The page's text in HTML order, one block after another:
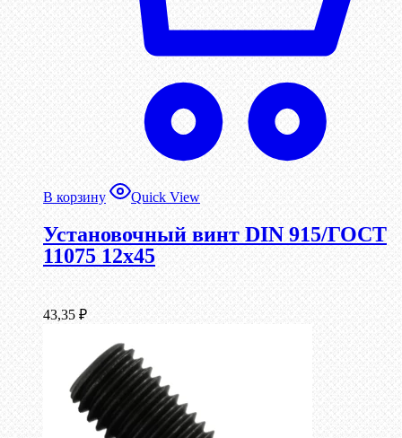
В корзину Quick View
Установочный винт DIN 915/ГОСТ
11075 12х45
43,35 ₽